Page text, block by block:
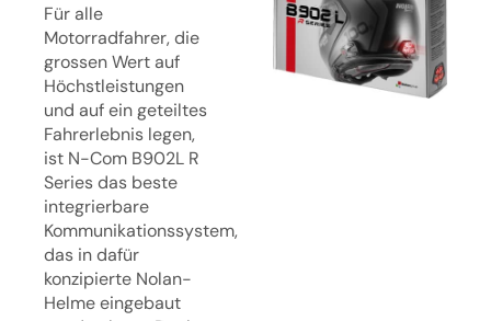
Für alle
Motorradfahrer, die
grossen Wert auf
Höchstleistungen
und auf ein geteiltes
Fahrerlebnis legen,
ist N-Com B902L R
Series das beste
integrierbare
Kommunikationssystem,
das in dafür
konzipierte Nolan-
Helme eingebaut